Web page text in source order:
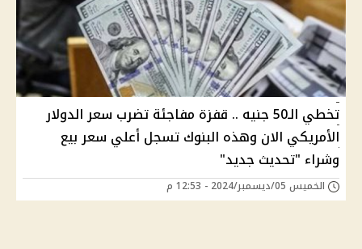
تخطي الـ50 جنيه .. قفزة مفاجئة تضرب سعر الدوﻻر
الأمريكي اﻻن وهذه البنوك تسجل أعلي سعر بيع
وشراء "تحديث جديد"
الخميس 05/ديسمبر/2024 - 12:53 م